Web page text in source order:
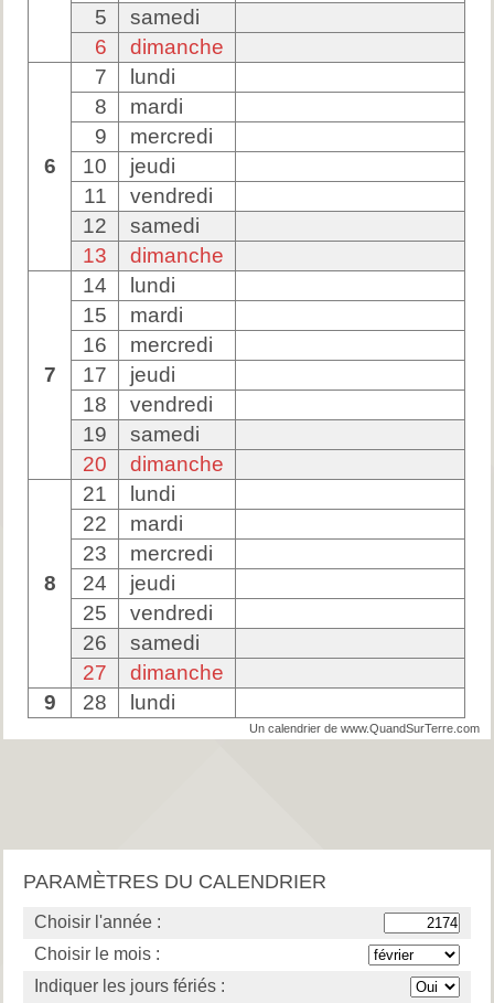
5
samedi
6
dimanche
6
7
lundi
8
mardi
9
mercredi
10
jeudi
11
vendredi
12
samedi
13
dimanche
7
14
lundi
15
mardi
16
mercredi
17
jeudi
18
vendredi
19
samedi
20
dimanche
8
21
lundi
22
mardi
23
mercredi
24
jeudi
25
vendredi
26
samedi
27
dimanche
9
28 lundi
Un calendrier de www.QuandSurTerre.com
PARAMÈTRES DU CALENDRIER
Choisir l'année :
Choisir le mois :
Indiquer les jours fériés :